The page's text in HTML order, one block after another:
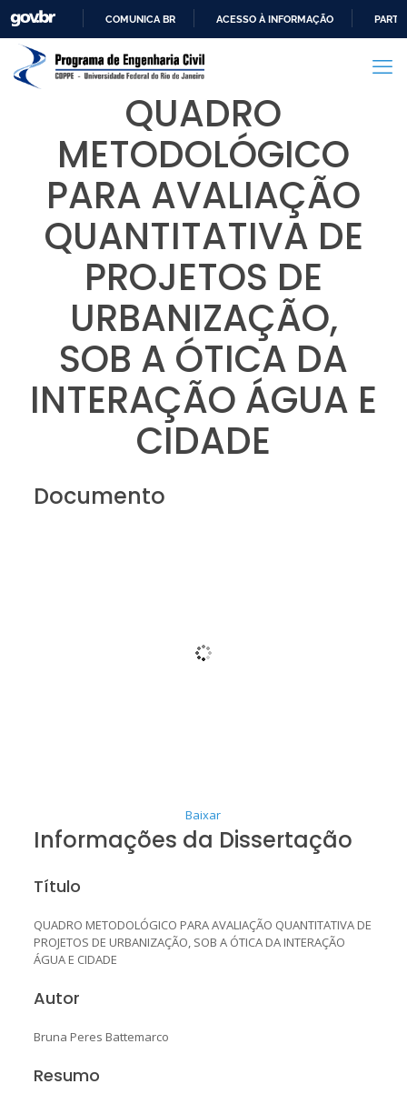
PARA
CONTEÚDO
COMUNICA BR ACESSO À INFORMAÇÃO
QUADRO
METODOLÓGICO
PARA AVALIAÇÃO
QUANTITATIVA DE
PROJETOS DE
URBANIZAÇÃO,
SOB A ÓTICA DA
INTERAÇÃO ÁGUA E
CIDADE
Documento
Baixar
Informações da Dissertação
Título
QUADRO METODOLÓGICO PARA AVALIAÇÃO QUANTITATIVA DE
PROJETOS DE URBANIZAÇÃO, SOB A ÓTICA DA INTERAÇÃO
ÁGUA E CIDADE
Autor
Bruna Peres Battemarco
Resumo